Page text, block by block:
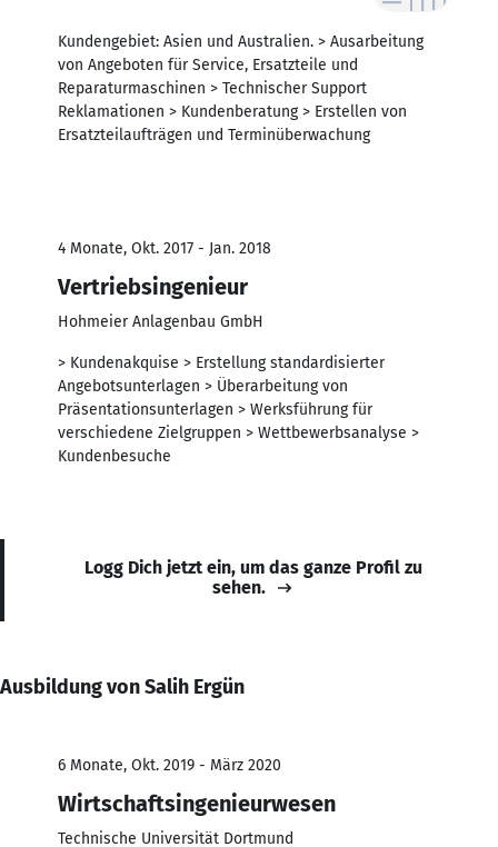
Kundengebiet: Asien und Australien. > Ausarbeitung
von Angeboten für Service, Ersatzteile und
Reparaturmaschinen > Technischer Support
Reklamationen > Kundenberatung > Erstellen von
Ersatzteilaufträgen und Terminüberwachung
4 Monate, Okt. 2017 - Jan. 2018
Vertriebsingenieur
Hohmeier Anlagenbau GmbH
> Kundenakquise > Erstellung standardisierter
Angebotsunterlagen > Überarbeitung von
Präsentationsunterlagen > Werksführung für
verschiedene Zielgruppen > Wettbewerbsanalyse >
Kundenbesuche
Logg Dich jetzt ein, um das ganze Profil zu
sehen.
Ausbildung von Salih Ergün
6 Monate, Okt. 2019 - März 2020
Wirtschaftsingenieurwesen
Technische Universität Dortmund